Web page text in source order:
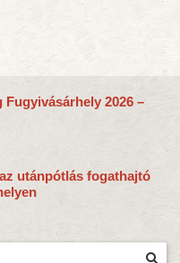
2026 –
utánpótlás fogathajtó